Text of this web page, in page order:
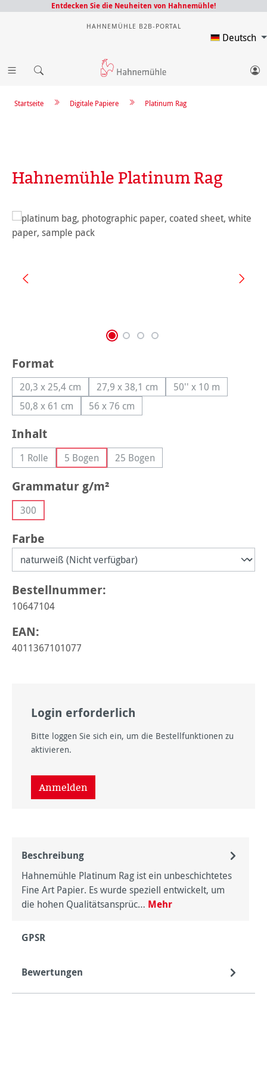
Entdecken Sie die Neuheiten von Hahnemühle!
HAHNEMÜHLE B2B-PORTAL
Deutsch
Platinum Rag
Digitale Papiere
Startseite
Hahnemühle Platinum Rag
Bildergalerie überspringen
Formatauswählen
20,3 x 25,4 cm(Diese Option ist zurzeit nicht verfügbar.)
27,9 x 38,1 cm(Diese Option ist zurzeit nicht
50'' x 10 m(Diese Option ist
50,8 x 61 cm(Diese Option ist zurzeit nicht verfügbar.)
56 x 76 cm(Diese Option ist zurzeit nicht verfügbar.)
Inhaltauswählen
1 Rolle(Diese Option ist zurzeit nicht verfügbar.)
5 Bogen(Diese Option ist zurzeit nicht verfügbar.)
25 Bogen(Diese Option ist zurzeit nicht
Grammatur g/m²
300(Diese Option ist zurzeit nicht verfügbar.)
Farbe
Bestellnummer:
10647104
EAN:
4011367101077
Login erforderlich
Bitte loggen Sie sich ein, um die Bestellfunktionen zu
aktivieren.
Anmelden
Beschreibung
Hahnemühle Platinum Rag ist ein unbeschichtetes
Fine Art Papier. Es wurde speziell entwickelt, um
die hohen Qualitätsansprüc… Mehr
GPSR
Bewertungen